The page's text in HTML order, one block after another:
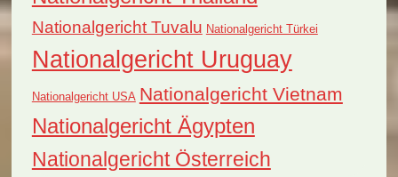
Nationalgericht Tuvalu Nationalgericht Türkei
Nationalgericht Uruguay
Nationalgericht USA Nationalgericht Vietnam
Nationalgericht Ägypten
Nationalgericht Österreich